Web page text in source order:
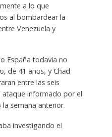
a lo que
al bombardear la
Venezuela y
España todavía no
de 41 años, y Chad
entre las seis
ataque informado por el
semana anterior.
investigando el